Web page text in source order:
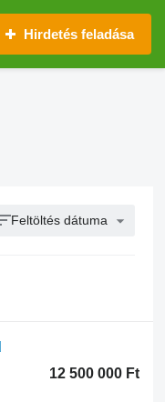
Hirdetés feladása
Feltöltés dátuma
12 500 000 Ft